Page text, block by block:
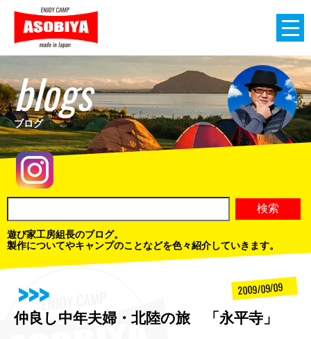
blogs
ブログ
遊び家工房組長のブログ。
製作についてやキャンプのことなどを色々紹介していきます。
仲良し中年夫婦・北陸の旅 「永平寺」
2009/09/09